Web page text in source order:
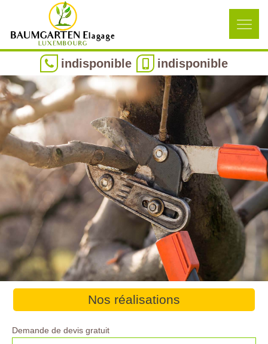
indisponible indisponible
Nos réalisations
Demande de devis gratuit